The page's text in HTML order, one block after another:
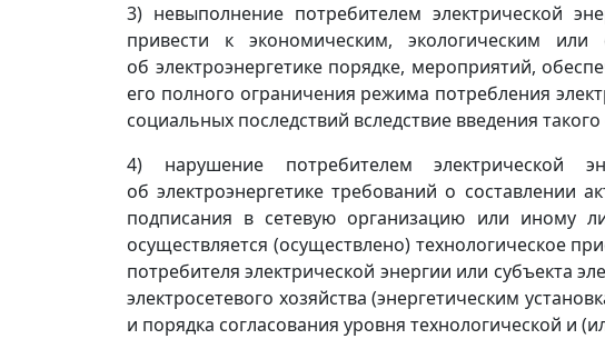
3) невыполнение потребителем электрической
привести к экономическим, экологическим или
об электроэнергетике порядке, мероприятий,
его полного ограничения режима потребления
социальных последствий вследствие введения
4) нарушение потребителем электрической
об электроэнергетике требований о составлении
подписания в сетевую организацию или иному
осуществляется (осуществлено) технологическое
потребителя электрической энергии или субъекта
электросетевого хозяйства (энергетическим
и порядка согласования уровня технологической и